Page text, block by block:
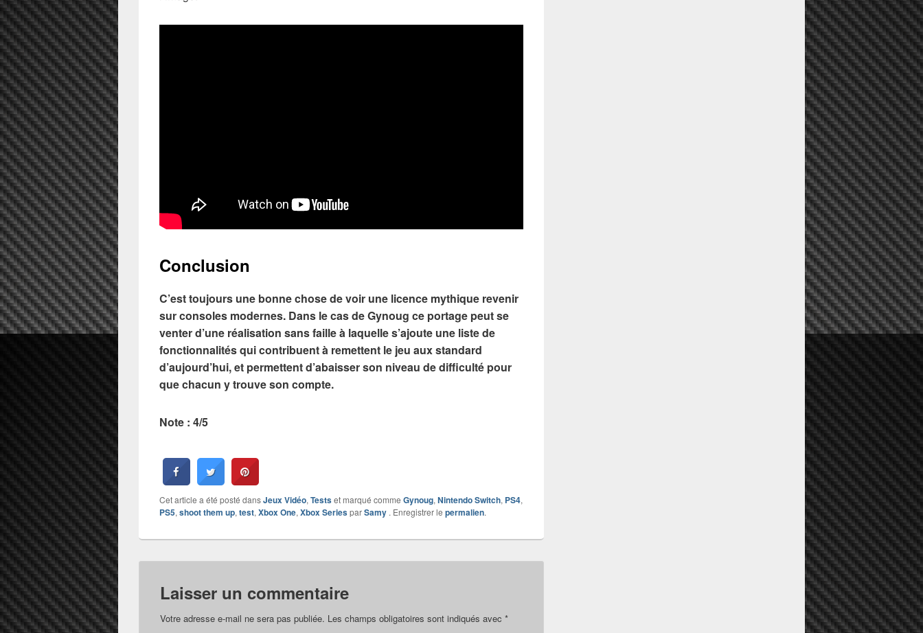
Conclusion
C’est toujours une bonne chose de voir une licence mythique revenir
sur consoles modernes. Dans le cas de Gynoug ce portage peut se
venter d’une réalisation sans faille à laquelle s’ajoute une liste de
fonctionnalités qui contribuent à remettent le jeu aux standard
d’aujourd’hui, et permettent d’abaisser son niveau de difficulté pour
que chacun y trouve son compte.
Note : 4/5
Cet article a été posté dansJeux Vidéo, Testset marqué comme Gynoug, Nintendo Switch, PS4,
PS5, shoot them up, test, Xbox One, Xbox SeriesparSamy . Enregistrer le permalien.
Laisser un commentaire
Votre adresse e-mail ne sera pas publiée. Les champs obligatoires sont indiqués avec *